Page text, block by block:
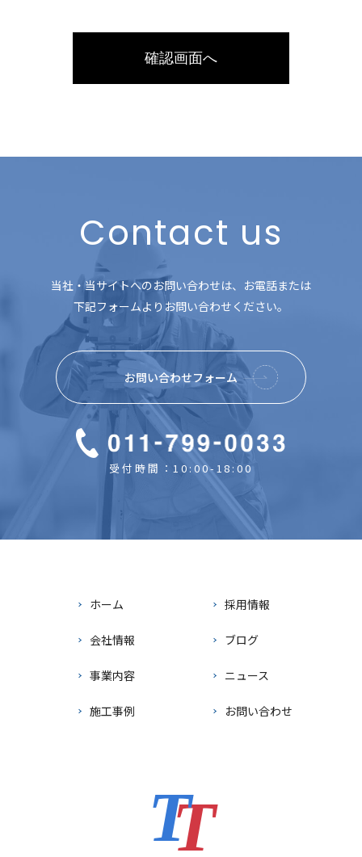
当社・当サイトへのお問い合わせは、お電話または
下記フォームよりお問い合わせください。
受付時間：10:00-18:00
Contact us
お問い合わせフォーム
ホーム 採用情報
会社情報 ブログ
事業内容 ニュース
施工事例 お問い合わせ